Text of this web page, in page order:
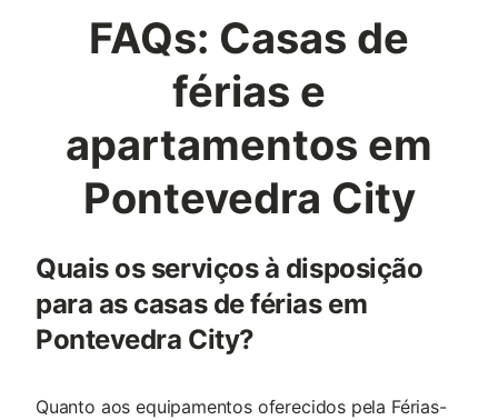
FAQs: Casas de
férias e
apartamentos em
Pontevedra City
Quais os serviços à disposição
para as casas de férias em
Pontevedra City?
Quanto aos equipamentos oferecidos pela Férias-